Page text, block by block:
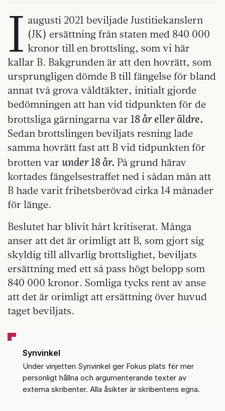
I augusti 2021 beviljade Justitiekanslern
(JK) ersättning från staten med 840 000
kronor till en brottsling, som vi här
kallar B. Bakgrunden är att den hovrätt, som
ursprungligen dömde B till fängelse för bland
annat två grova våldtäkter, initialt gjorde
bedömningen att han vid tidpunkten för de
brottsliga gärningarna var 18 år eller äldre.
Sedan brottslingen beviljats resning lade
samma hovrätt fast att B vid tidpunkten för
brotten var under 18 år. På grund härav
kortades fängelsestraffet ned i sådan mån att
B hade varit frihetsberövad cirka 14 månader
för länge.
Beslutet har blivit hårt kritiserat. Många
anser att det är orimligt att B, som gjort sig
skyldig till allvarlig brottslighet, beviljats
ersättning med ett så pass högt belopp som
840 000 kronor. Somliga tycks rent av anse
att det är orimligt att ersättning över huvud
taget beviljats.
Synvinkel
Under vinjetten Synvinkel ger Fokus plats för mer
personligt hållna och argumenterande texter av
externa skribenter. Alla åsikter är skribentens egna.